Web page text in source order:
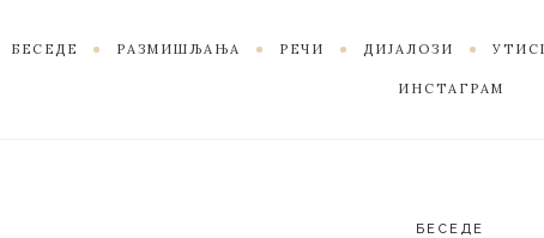
БЕСЕДЕ РАЗМИШЉАЊА РЕЧИ ДИЈАЛОЗИ
ИНСТАГРАМ
БЕСЕДЕ